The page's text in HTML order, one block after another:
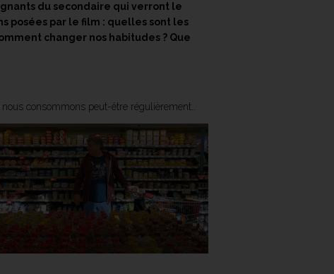
du secondaire qui verront le
posées par le film : quelles sont les
changer nos habitudes ? Que
consommons peut-être régulièrement…